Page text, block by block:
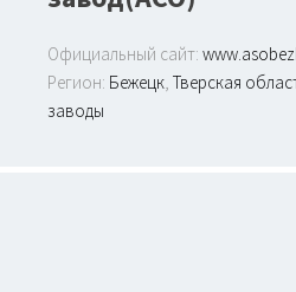
Официальный сайт:
Регион: Бежецк, Тверская
заводы